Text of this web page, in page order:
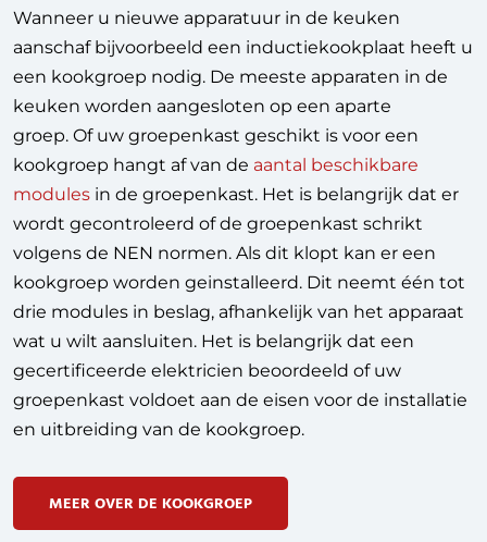
Wanneer u nieuwe apparatuur in de keuken
aanschaf bijvoorbeeld een inductiekookplaat heeft u
een kookgroep nodig. De meeste apparaten in de
keuken worden aangesloten op een aparte
groep. Of uw groepenkast geschikt is voor een
kookgroep hangt af van de aantal beschikbare
modules in de groepenkast. Het is belangrijk dat er
wordt gecontroleerd of de groepenkast schrikt
volgens de NEN normen. Als dit klopt kan er een
kookgroep worden geinstalleerd. Dit neemt één tot
drie modules in beslag, afhankelijk van het apparaat
wat u wilt aansluiten. Het is belangrijk dat een
gecertificeerde elektricien beoordeeld of uw
groepenkast voldoet aan de eisen voor de installatie
en uitbreiding van de kookgroep.
MEER OVER DE KOOKGROEP